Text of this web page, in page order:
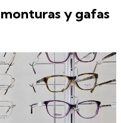
y gafas